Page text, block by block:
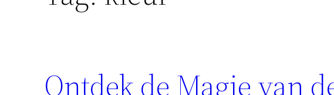
Ontdek de Magie van